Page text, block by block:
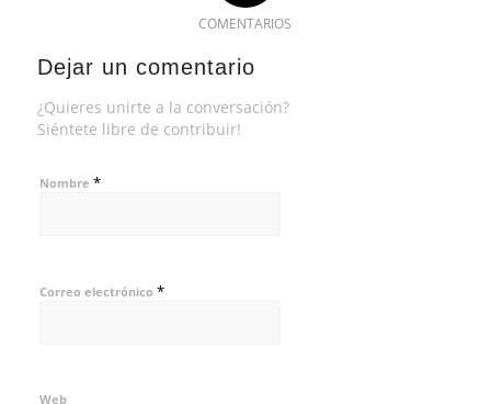
COMENTARIOS
Dejar un comentario
¿Quieres unirte a la conversación?
Siéntete libre de contribuir!
Nombre *
Correo electrónico *
Web